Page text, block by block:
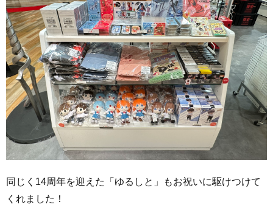
同じく14周年を迎えた「ゆるしと」もお祝いに駆けつけて
くれました！